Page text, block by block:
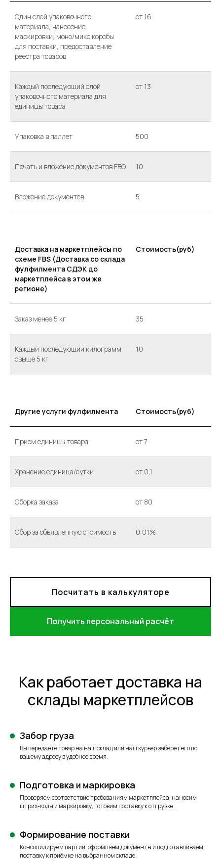
Один слой упаковочного
материала, нанесение
маркировки, моно/микс коробы
для поставки, предоставление
реестра товаров
от 16
Каждый последующий слой
упаковочного материала для
единицы товара
от 13
Упаковка в паллет 500
Печать и вложение документов FBO 10
Вложение документов 5
Доставка на маркетплейсы по
схеме FBS (Доставка со склада
фулфилмента СДЭК до
маркетплейса в этом же
регионе)
Стоимость(руб)
Заказ менее 5 кг 35
Каждый последующий килограмм
свыше 5 кг
10
Другие услуги фулфилмента Стоимость(руб)
Прием единицы товара от 7
Хранение единица/сутки от 0,1
Сборка заказа от 80
Сбор за объявленную стоимость 0,01%
Посчитать в калькуляторе
Получить персональный расчёт
Как работает доставка на
склады маркетплейсов
Забор груза
Вы передаёте товар на наш склад или наш курьер заберёт его по
вашему адресу в удобное время.
Подготовка и маркировка
Проверяем соответствие требованиям маркетплейса, наносим
штрих-коды и маркировку, готовим поставку к отгрузке.
Формирование поставки
Консолидируем партии, оформляем документы и подготавливаем
поставку к приёмке на выбранном складе.